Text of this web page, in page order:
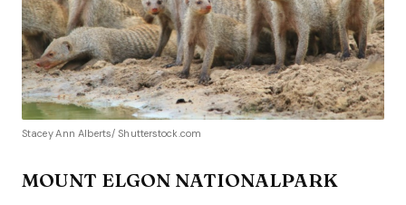
Stacey Ann Alberts/ Shutterstock.com
MOUNT ELGON NATIONALPARK